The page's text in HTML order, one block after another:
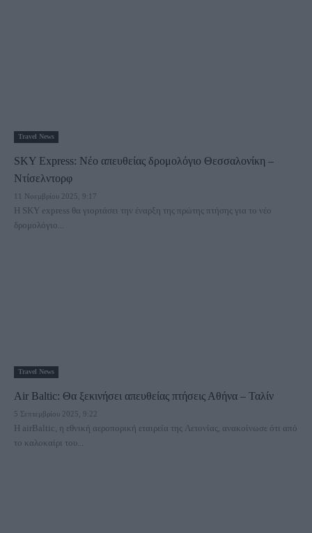
Travel News
SKY Express: Νέο απευθείας δρομολόγιο Θεσσαλονίκη –
Ντίσελντορφ
11 Νοεμβρίου 2025, 9:17
Η SKY express θα γιορτάσει την έναρξη της πρώτης πτήσης για το νέο
δρομολόγιο...
Travel News
Air Baltic: Θα ξεκινήσει απευθείας πτήσεις Αθήνα – Ταλίν
5 Σεπτεμβρίου 2025, 9:22
Η airBaltic, η εθνική αεροπορική εταιρεία της Λετονίας, ανακοίνωσε ότι από
το καλοκαίρι του...